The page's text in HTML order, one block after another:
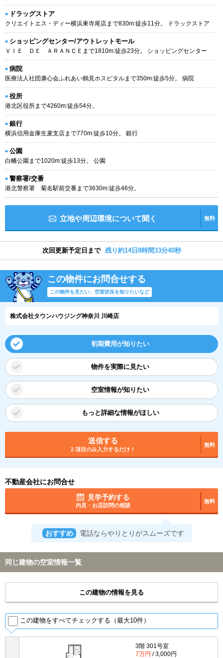
ドラッグストア
クリエイトエス・ディー横浜東寺尾店まで830m:徒歩11分。 ドラックストア
ショッピングセンター/アウトレットモール
ＶＩＥ ＤＥ ＡＲＡＮＣＥまで1810m:徒歩23分。 ショッピングセンター
病院
医療法人社団康心会ふれあい鶴見ホスピタルまで350m:徒歩5分。 病院
役所
港北区役所まで4260m:徒歩54分。
銀行
横浜信用金庫生麦支店まで770m:徒歩10分。 銀行
公園
白幡公園まで1020m:徒歩13分。 公園
警察署/交番
港北警察署 菊名駅前交番まで3630m:徒歩46分。
立地や周辺環境について聞く 無料
次回更新予定日まで 残り約14日8時間33分40秒
この物件にお問合せする
この物件を見たい、空室状況を知りたいなど
株式会社タウンハウジング神奈川 川崎店
初期費用が知りたい
物件を実際に見たい
空室情報が知りたい
もっと詳細な情報がほしい
送信する
2 項目のみ入力するだけ！
無料
不動産会社にお問合せ
見学予約する
内見・お店訪問の相談
無料
おすすめ 電話ならやりとりがスムーズです
同じ建物の空室情報一覧
この建物の情報を見る
この建物をすべてチェックする（最大10件）
3階 301号室
7万円 / 3,000円